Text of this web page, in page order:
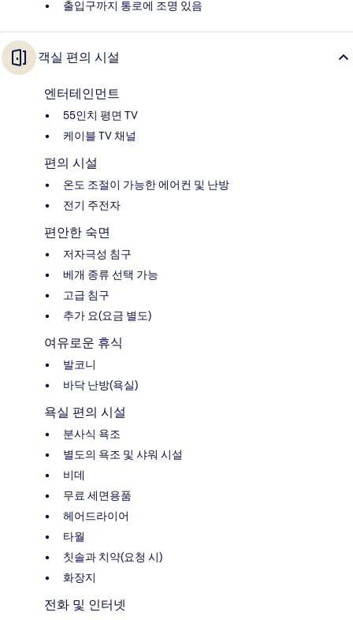
출입구까지 통로에 조명 있음
객실 편의 시설
엔터테인먼트
55인치 평면 TV
케이블 TV 채널
편의 시설
온도 조절이 가능한 에어컨 및 난방
전기 주전자
편안한 숙면
저자극성 침구
베개 종류 선택 가능
고급 침구
추가 요(요금 별도)
여유로운 휴식
발코니
바닥 난방(욕실)
욕실 편의 시설
분사식 욕조
별도의 욕조 및 샤워 시설
비데
무료 세면용품
헤어드라이어
타월
칫솔과 치약(요청 시)
화장지
전화 및 인터넷